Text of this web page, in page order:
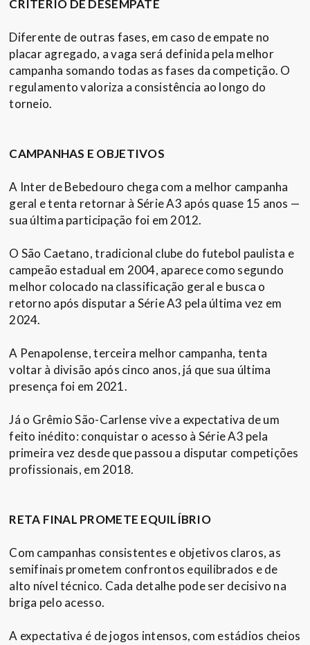
CRITÉRIO DE DESEMPATE
Diferente de outras fases, em caso de empate no
placar agregado, a vaga será definida pela melhor
campanha somando todas as fases da competição. O
regulamento valoriza a consistência ao longo do
torneio.
CAMPANHAS E OBJETIVOS
A Inter de Bebedouro chega com a melhor campanha
geral e tenta retornar à Série A3 após quase 15 anos —
sua última participação foi em 2012.
O São Caetano, tradicional clube do futebol paulista e
campeão estadual em 2004, aparece como segundo
melhor colocado na classificação geral e busca o
retorno após disputar a Série A3 pela última vez em
2024.
A Penapolense, terceira melhor campanha, tenta
voltar à divisão após cinco anos, já que sua última
presença foi em 2021.
Já o Grêmio São-Carlense vive a expectativa de um
feito inédito: conquistar o acesso à Série A3 pela
primeira vez desde que passou a disputar competições
profissionais, em 2018.
RETA FINAL PROMETE EQUILÍBRIO
Com campanhas consistentes e objetivos claros, as
semifinais prometem confrontos equilibrados e de
alto nível técnico. Cada detalhe pode ser decisivo na
briga pelo acesso.
A expectativa é de jogos intensos, com estádios cheios